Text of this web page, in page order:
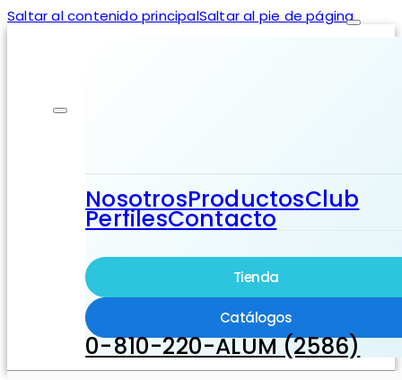
Saltar al contenido principalSaltar al pie de página
NosotrosProductosClub
PerfilesContacto
Tienda
Catálogos
0-810-220-ALUM (2586)